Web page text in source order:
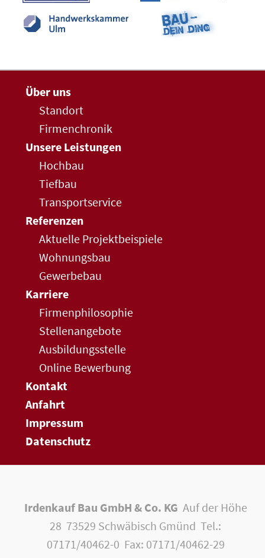
Über uns
Standort
Firmenchronik
Unsere Leistungen
Hochbau
Tiefbau
Transportservice
Referenzen
Aktuelle Projektbeispiele
Wohnungsbau
Gewerbebau
Karriere
Firmenphilosophie
Stellenangebote
Ausbildungsstelle
Online Bewerbung
Kontakt
Anfahrt
Impressum
Datenschutz
Irdenkauf Bau GmbH & Co. KG Auf der Höhe
28 73529 Schwäbisch Gmünd Tel.:
07171/40462-0 Fax: 07171/40462-29